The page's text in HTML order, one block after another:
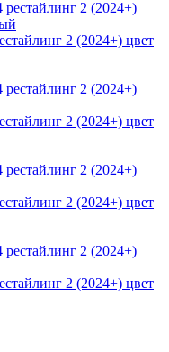
2 (2024+) цвет
2 (2024+) цвет
2 (2024+) цвет
2 (2024+) цвет